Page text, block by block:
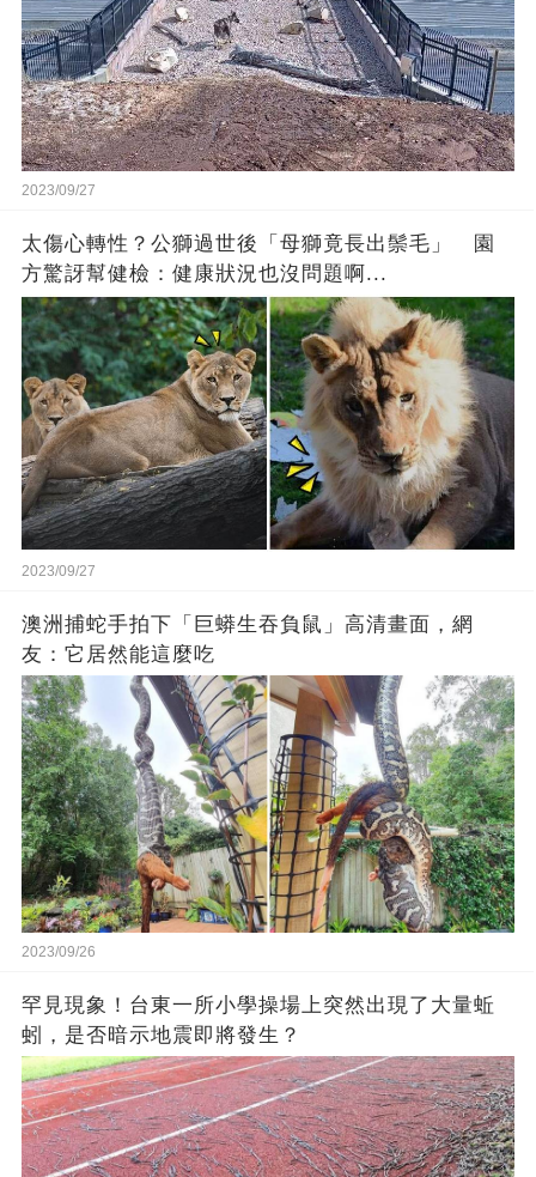
2023/09/27
太傷心轉性？公獅過世後「母獅竟長出鬃毛」 園
方驚訝幫健檢：健康狀況也沒問題啊...
2023/09/27
澳洲捕蛇手拍下「巨蟒生吞負鼠」高清畫面，網
友：它居然能這麼吃
2023/09/26
罕見現象！台東一所小學操場上突然出現了大量蚯
蚓，是否暗示地震即將發生？